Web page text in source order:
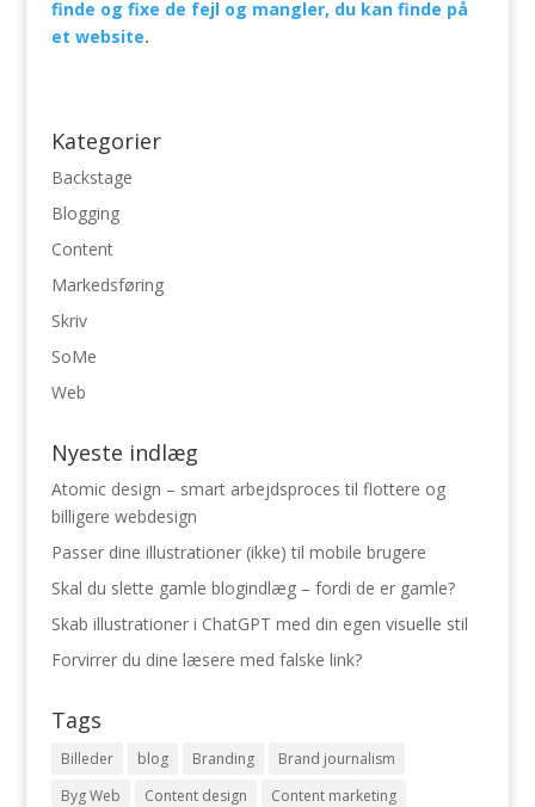
finde og fixe de fejl og mangler, du kan finde på
et website.
Kategorier
Backstage
Blogging
Content
Markedsføring
Skriv
SoMe
Web
Nyeste indlæg
Atomic design – smart arbejdsproces til flottere og
billigere webdesign
Passer dine illustrationer (ikke) til mobile brugere
Skal du slette gamle blogindlæg – fordi de er gamle?
Skab illustrationer i ChatGPT med din egen visuelle stil
Forvirrer du dine læsere med falske link?
Tags
Billeder blog Branding
Brand journalism
Byg Web
Content design
Content marketing